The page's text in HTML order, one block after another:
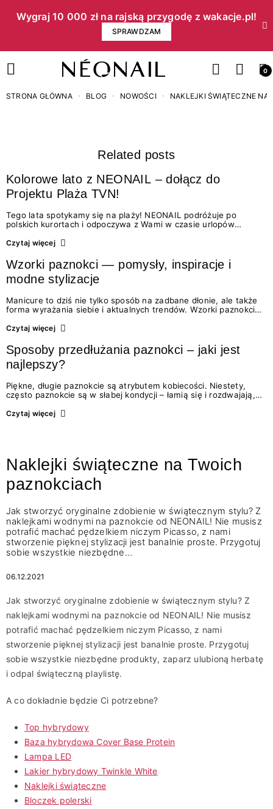
Wygraj 10 000 zł na rajską przygodę z wakacje.pl!​
SPRAWDZAM
0
STRONA GŁÓWNA BLOG NOWOŚCI NAKLEJKI ŚWIĄTECZNE NA
Naklejki świąteczne na Twoich
paznokciach
Jak stworzyć oryginalne zdobienie w świątecznym stylu? Z
naklejkami wodnymi na paznokcie od NEONAIL! Nie musisz
potrafić machać pędzelkiem niczym Picasso, z nami
stworzenie pięknej stylizacji jest banalnie proste. Przygotuj
sobie wszystkie niezbędne…
06.12.2021
Jak stworzyć oryginalne zdobienie w świątecznym stylu? Z
naklejkami wodnymi na paznokcie od NEONAIL! Nie musisz
potrafić machać pędzelkiem niczym Picasso, z nami
stworzenie pięknej stylizacji jest banalnie proste. Przygotuj
sobie wszystkie niezbędne produkty, zaparz ulubioną herbatę
i odpal świąteczną playlistę.
A co dokładnie będzie Ci potrzebne?
Top hybrydowy
Baza hybrydowa Cover Base Protein
Lampa LED
Lakier hybrydowy Twinkle White
Naklejki świąteczne
Bloczek polerski
Related posts
Kolorowe lato z NEONAIL – dołącz do
Projektu Plaża TVN!
Tego lata spotykamy się na plaży! NEONAIL podróżuje po
polskich kurortach i odpoczywa z Wami w czasie urlopów
nowe produkty i wypróbujcie nowe odsłony dobrze już znanych.
Czytaj więcej
Wzorki paznokci — pomysły, inspiracje i
modne stylizacje
Manicure to dziś nie tylko sposób na zadbane dłonie, ale także
forma wyrażania siebie i aktualnych trendów. Wzorki paznokci
na kreatywność i dopasowanie stylizacji do okazji, pory roku
Czytaj więcej
Sposoby przedłużania paznokci – jaki jest
najlepszy?
Piękne, długie paznokcie są atrybutem kobiecości. Niestety,
często paznokcie są w słabej kondycji – łamią się i rozdwajają,
produkty, które nie tylko wzmacniają płytkę, ale także
Czytaj więcej